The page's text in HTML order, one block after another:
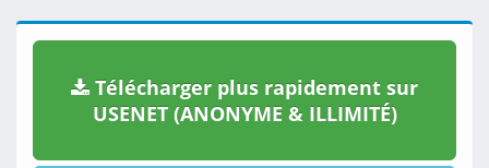
Télécharger plus rapidement sur
USENET (ANONYME & ILLIMITÉ)